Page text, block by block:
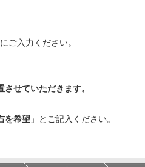
ご入力ください。
させていただきます。
を希望 」とご記入ください。